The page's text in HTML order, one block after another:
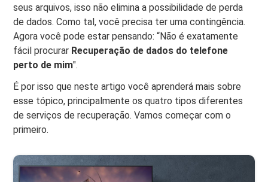
seus arquivos, isso não elimina a possibilidade de perda
de dados. Como tal, você precisa ter uma contingência.
Agora você pode estar pensando: “Não é exatamente
fácil procurar Recuperação de dados do telefone
perto de mim".
É por isso que neste artigo você aprenderá mais sobre
esse tópico, principalmente os quatro tipos diferentes
de serviços de recuperação. Vamos começar com o
primeiro.